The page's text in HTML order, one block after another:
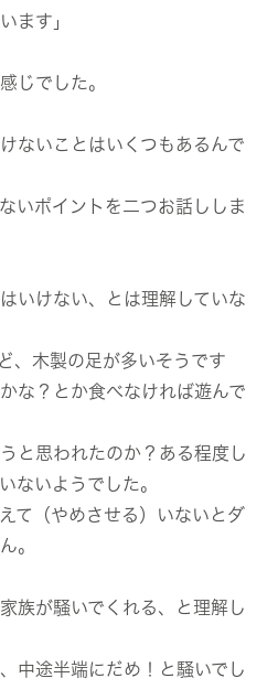
ます」
じでした。
ないことはいくつもあるんで
いポイントを二つお話ししま
いけない、とは理解していな
、木製の足が多いそうです
な？とか食べなければ遊んで
と思われたのか？ある程度し
ないようでした。
て（やめさせる）いないとダ
。
族が騒いでくれる、と理解し
中途半端にだめ！と騒いでし